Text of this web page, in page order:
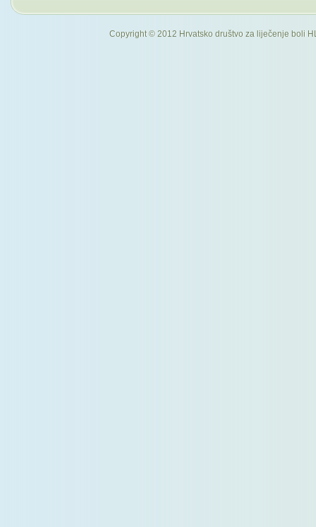
Copyright © 2012 Hrvatsko društvo za liječenje boli